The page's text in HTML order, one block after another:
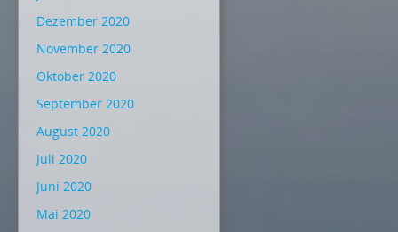
Dezember 2020
November 2020
Oktober 2020
September 2020
August 2020
Juli 2020
Juni 2020
Mai 2020